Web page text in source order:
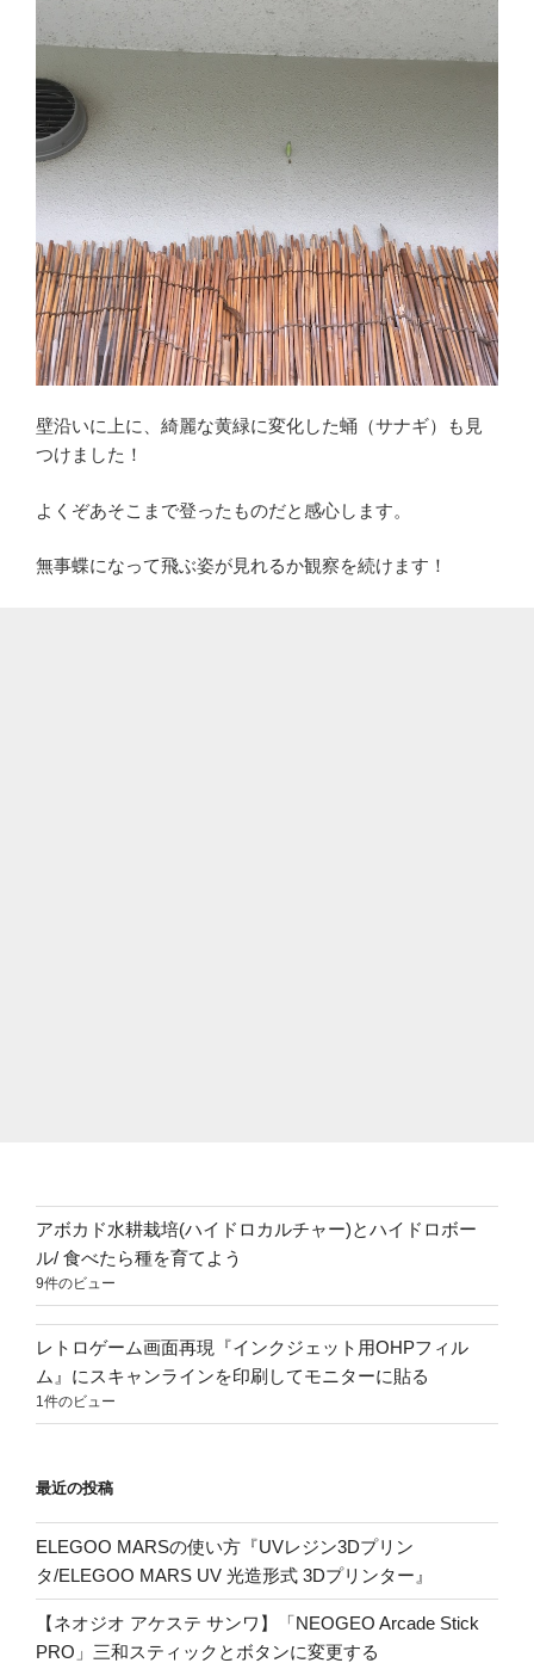
壁沿いに上に、綺麗な黄緑に変化した蛹（サナギ）も見
つけました！
よくぞあそこまで登ったものだと感心します。
無事蝶になって飛ぶ姿が見れるか観察を続けます！
アボカド水耕栽培(ハイドロカルチャー)とハイドロボー
ル/ 食べたら種を育てよう
9件のビュー
レトロゲーム画面再現『インクジェット用OHPフィル
ム』にスキャンラインを印刷してモニターに貼る
1件のビュー
最近の投稿
ELEGOO MARSの使い方『UVレジン3Dプリン
タ/ELEGOO MARS UV 光造形式 3Dプリンター』
【ネオジオ アケステ サンワ】「NEOGEO Arcade Stick
PRO」三和スティックとボタンに変更する